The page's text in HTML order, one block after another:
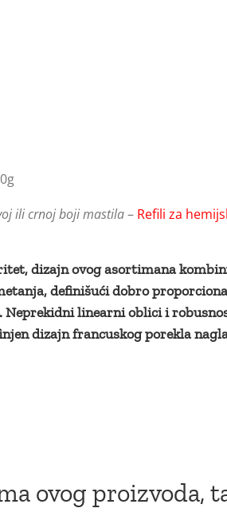
ili crnoj boji mastila– Refili za
dizajn ovog asortimana
definišući dobro
linearni oblici i
dizajn francuskog porekla
ovog proizvoda,